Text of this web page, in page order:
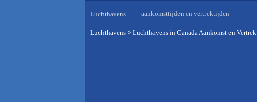
Luchthavens aankomsttijden en vertrektijden
Luchthavens > Luchthavens in Canada Aankomst en Vertrek